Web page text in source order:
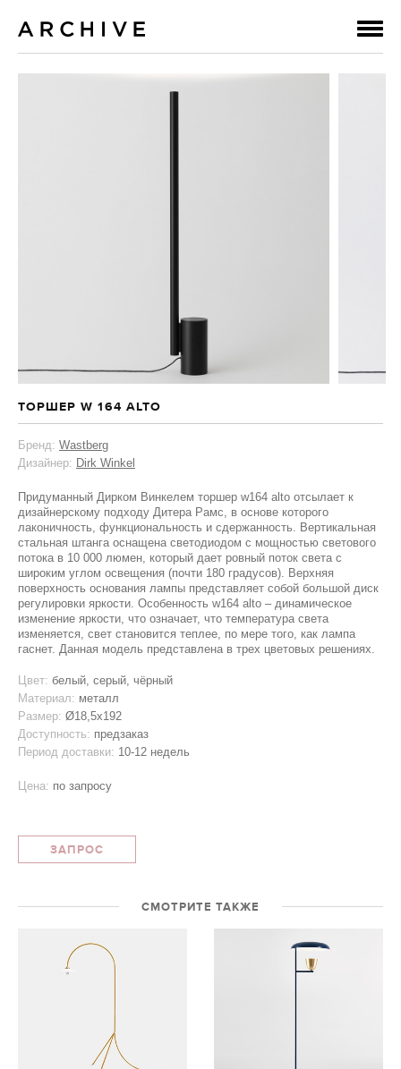
ТОРШЕР W 164 ALTO
Бренд: Wastberg
Дизайнер: Dirk Winkel
Придуманный Дирком Винкелем торшер w164 alto отсылает к
дизайнерскому подходу Дитера Рамс, в основе которого
лаконичность, функциональность и сдержанность. Вертикальная
стальная штанга оснащена светодиодом с мощностью светового
потока в 10 000 люмен, который дает ровный поток света с
широким углом освещения (почти 180 градусов). Верхняя
поверхность основания лампы представляет собой большой диск
регулировки яркости. Особенность w164 alto – динамическое
изменение яркости, что означает, что температура света
изменяется, свет становится теплее, по мере того, как лампа
гаснет. Данная модель представлена в трех цветовых решениях.
Цвет: белый, серый, чёрный
Материал: металл
Размер: Ø18,5x192
Доступность: предзаказ
Период доставки: 10-12 недель
Цена: по запросу
ЗАПРОС
СМОТРИТЕ ТАКЖЕ